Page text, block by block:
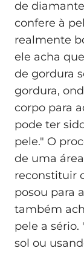
de
confere à
realmente
ele acha
de gordura
gordura,
corpo para
pode ter
pele." O
de uma
reconstituir
posou para
também
pele a
sol ou